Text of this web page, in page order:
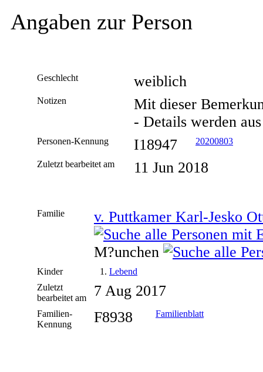
Angaben zur Person
Geschlecht weiblich
Notizen
Mit dieser
- Details werden
Personen-Kennung I18947 20200803
Zuletzt bearbeitet am 11 Jun 2018
Familie v. Puttkamer Karl-Jesko
M?unchen
Kinder 1. Lebend
Zuletzt
bearbeitet am
7 Aug 2017
Familien-
Kennung
F8938 Familienblatt